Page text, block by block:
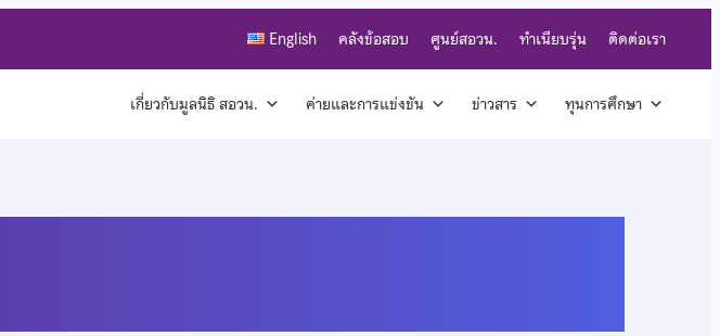
English คลังข้อสอบ ศูนย์สอวน. ทำเนียบรุ่น ติดต่อเรา
เกี่ยวกับมูลนิธิ สอวน. ค่ายและการแข่งขัน ข่าวสาร ทุนการศึกษา